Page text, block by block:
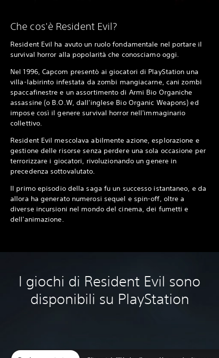
Che cos'è Resident Evil?
Resident Evil ha avuto un ruolo fondamentale nel portare il
survival horror alla popolarità che conosciamo oggi.
Nel 1996, Capcom presentò ai giocatori di PlayStation una
villa-labirinto infestata da zombi mangiacarne, cani zombi
spaccafinestre e un assortimento di Armi Bio Organiche
assassine (o B.O.W, dall'inglese Bio Organic Weapons) ed
impose così il genere survival horror nell'immaginario
collettivo.
Resident Evil mescolava abilmente azione, esplorazione e
gestione delle risorse senza perdere una sola occasione per
terrorizzare i giocatori, rivoluzionando un genere in
precedenza sottovalutato.
Il primo episodio della saga fu un successo istantaneo, e da
allora ha generato numerosi sequel e spin-off, oltre a
diverse incursioni nel mondo del cinema, dei fumetti e
dell'animazione.
I giochi di Resident Evil sono
disponibili su PlayStation